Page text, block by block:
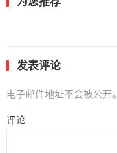
发表评论
电子邮件地址不会被公开。
评论